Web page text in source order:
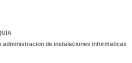
de instalaciones informaticas